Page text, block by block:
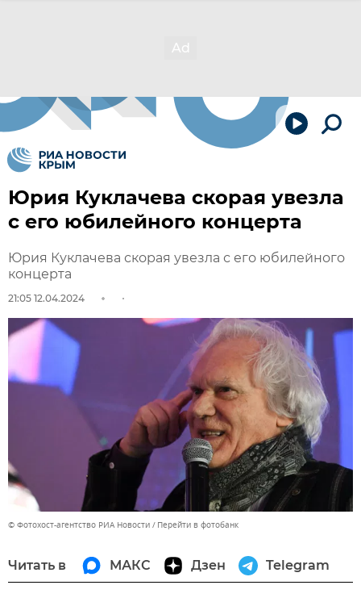
Юрия Куклачева скорая увезла
с его юбилейного концерта
Юрия Куклачева скорая увезла с его юбилейного
концерта
21:05 12.04.2024
© Фотохост-агентство РИА Новости Перейти в фотобанк
Читать в МАКС Дзен Telegram